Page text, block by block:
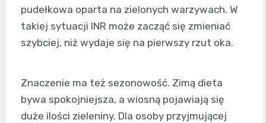
pudełkowa oparta na zielonych warzywach. W
takiej sytuacji INR może zacząć się zmieniać
szybciej, niż wydaje się na pierwszy rzut oka.
Znaczenie ma też sezonowość. Zimą dieta
bywa spokojniejsza, a wiosną pojawiają się
duże ilości zieleniny. Dla osoby przyjmującej